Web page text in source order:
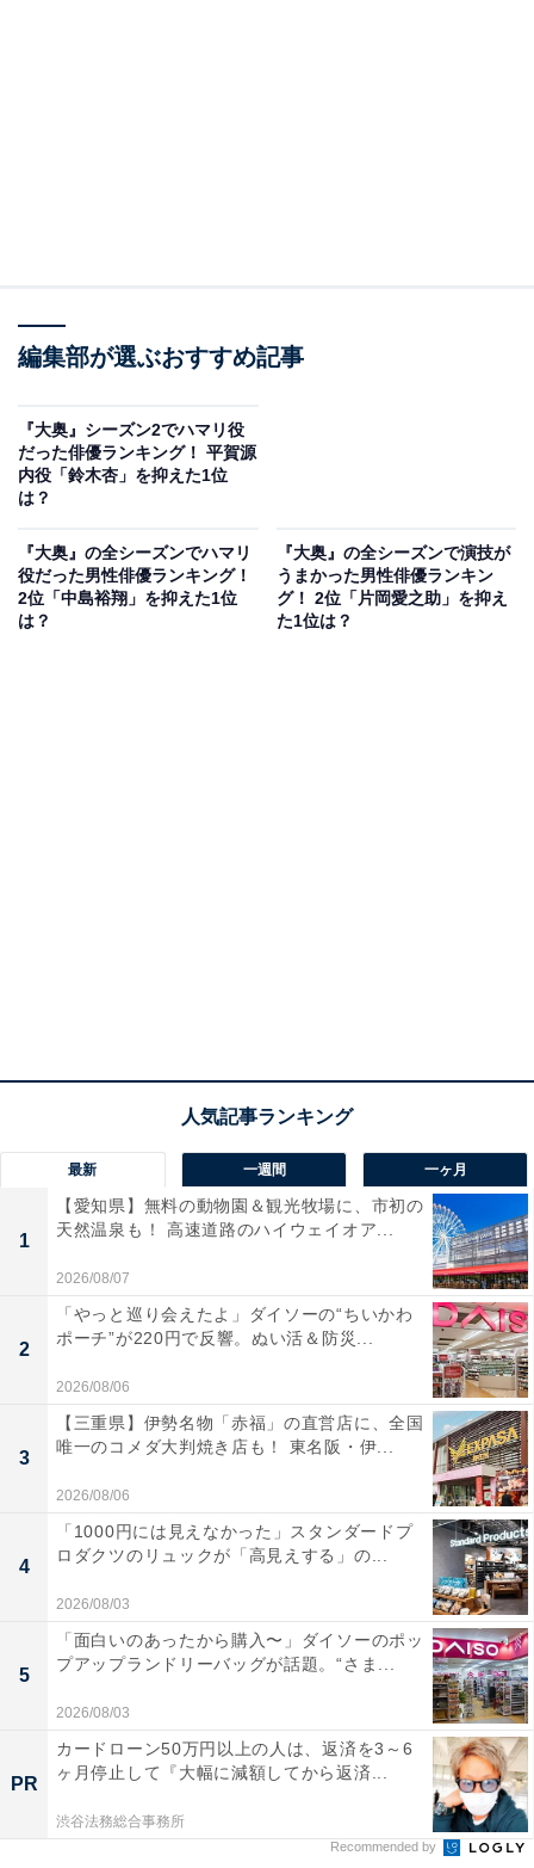
編集部が選ぶおすすめ記事
『大奥』シーズン2でハマリ役
だった俳優ランキング！ 平賀源
内役「鈴木杏」を抑えた1位
は？
『大奥』の全シーズンでハマリ
役だった男性俳優ランキング！
2位「中島裕翔」を抑えた1位
は？
『大奥』の全シーズンで演技が
うまかった男性俳優ランキン
グ！ 2位「片岡愛之助」を抑え
た1位は？
最新 一週間 一ヶ月
1
【愛知県】無料の動物園＆観光牧場に、市初の
天然温泉も！ 高速道路のハイウェイオア...
2026/08/07
2
「やっと巡り会えたよ」ダイソーの“ちいかわ
ポーチ”が220円で反響。ぬい活＆防災...
2026/08/06
3
【三重県】伊勢名物「赤福」の直営店に、全国
唯一のコメダ大判焼き店も！ 東名阪・伊...
2026/08/06
4
「1000円には見えなかった」スタンダードプ
ロダクツのリュックが「高見えする」の...
2026/08/03
5
「面白いのあったから購入〜」ダイソーのポッ
プアップランドリーバッグが話題。“さま...
2026/08/03
PR
カードローン50万円以上の人は、返済を3～6
ヶ月停止して『大幅に減額してから返済...
渋谷法務総合事務所
Recommended by